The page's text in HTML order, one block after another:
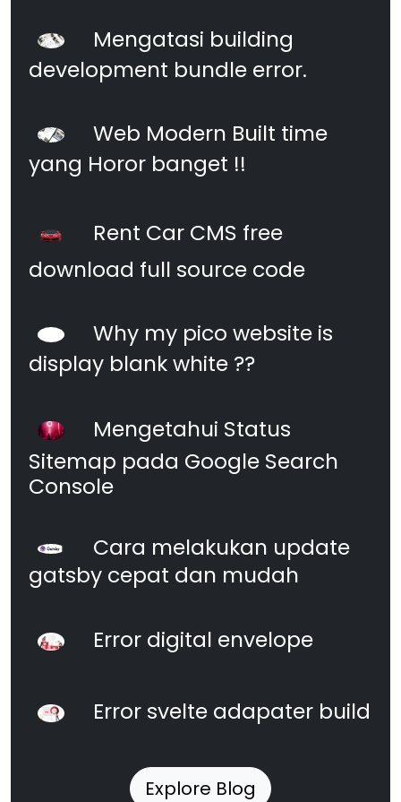
Mengatasi building
development bundle error.
Web Modern Built time
yang Horor banget !!
Rent Car CMS free
download full source code
Why my pico website is
display blank white ??
Mengetahui Status
Sitemap pada Google Search
Console
Cara melakukan update
gatsby cepat dan mudah
Error digital envelope
Error svelte adapater build
Explore Blog